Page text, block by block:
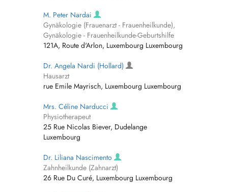
M. Peter Nardai
Gynäkologie (Frauenarzt - Frauenheilkunde),
Gynäkologie - Frauenheilkunde-Geburtshilfe
121A, Route d'Arlon, Luxembourg Luxembourg
Dr. Angela Nardi (Hollard)
Hausarzt
rue Emile Mayrisch, Luxembourg Luxembourg
Mrs. Céline Narducci
Physiotherapeut
25 Rue Nicolas Biever, Dudelange
Luxembourg
Dr. Liliana Nascimento
Zahnheilkunde (Zahnarzt)
26 Rue Du Curé, Luxembourg Luxembourg